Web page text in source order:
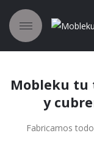
Mobleku tu
y
Fabricamos